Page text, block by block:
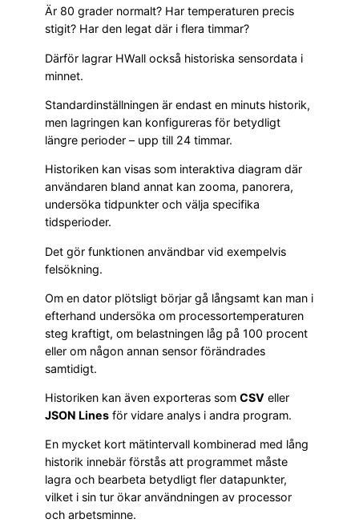
Är 80 grader normalt? Har temperaturen precis
stigit? Har den legat där i flera timmar?
Därför lagrar HWall också historiska sensordata i
minnet.
Standardinställningen är endast en minuts historik,
men lagringen kan konfigureras för betydligt
längre perioder – upp till 24 timmar.
Historiken kan visas som interaktiva diagram där
användaren bland annat kan zooma, panorera,
undersöka tidpunkter och välja specifika
tidsperioder.
Det gör funktionen användbar vid exempelvis
felsökning.
Om en dator plötsligt börjar gå långsamt kan man i
efterhand undersöka om processortemperaturen
steg kraftigt, om belastningen låg på 100 procent
eller om någon annan sensor förändrades
samtidigt.
Historiken kan även exporteras som CSV eller
JSON Lines för vidare analys i andra program.
En mycket kort mätintervall kombinerad med lång
historik innebär förstås att programmet måste
lagra och bearbeta betydligt fler datapunkter,
vilket i sin tur ökar användningen av processor
och arbetsminne.